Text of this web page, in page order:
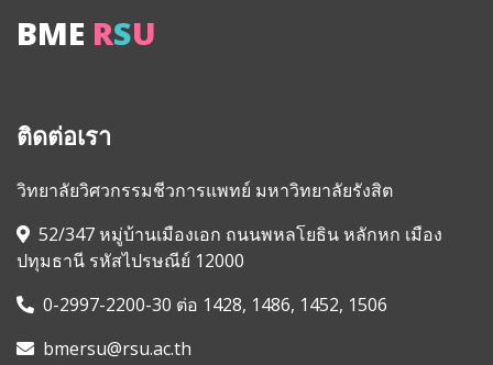
BME RSU
ติดต่อเรา
วิทยาลัยวิศวกรรมชีวการแพทย์ มหาวิทยาลัยรังสิต
52/347 หมู่บ้านเมืองเอก ถนนพหลโยธิน หลักหก เมือง
ปทุมธานี รหัสไปรษณีย์ 12000
0-2997-2200-30 ต่อ 1428, 1486, 1452, 1506
bmersu@rsu.ac.th